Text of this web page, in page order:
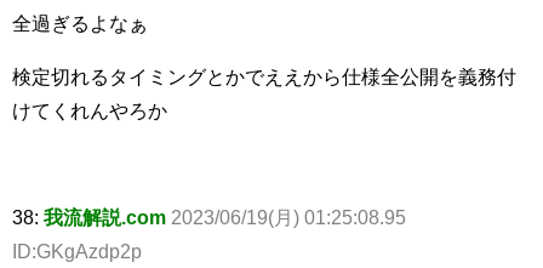
全過ぎるよなぁ
検定切れるタイミングとかでええから仕様全公開を義務付
けてくれんやろか
38: 我流解説.com 2023/06/19(月) 01:25:08.95
ID:GKgAzdp2p